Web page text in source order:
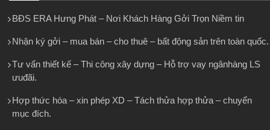
BĐS ERA Hưng Phát – Nơi Khách Hàng Gởi Trọn Niềm tin
Nhận ký gởi – mua bán – cho thuê – bất động sản trên toàn quốc.
Tư vấn thiết kế – Thi công xây dựng – Hỗ trợ vay ngânhàng LS
ưuđãi.
Hợp thức hóa – xin phép XD – Tách thửa hợp thửa – chuyển
mục đích.